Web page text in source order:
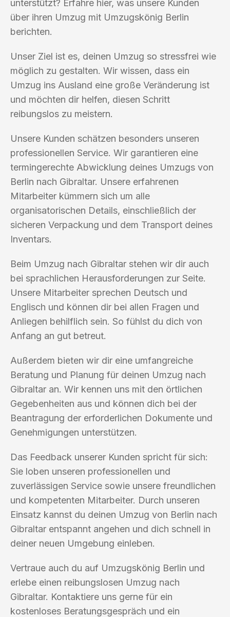
unterstützt? Erfahre hier, was unsere Kunden
über ihren Umzug mit Umzugskönig Berlin
berichten.
Unser Ziel ist es, deinen Umzug so stressfrei wie
möglich zu gestalten. Wir wissen, dass ein
Umzug ins Ausland eine große Veränderung ist
und möchten dir helfen, diesen Schritt
reibungslos zu meistern.
Unsere Kunden schätzen besonders unseren
professionellen Service. Wir garantieren eine
termingerechte Abwicklung deines Umzugs von
Berlin nach Gibraltar. Unsere erfahrenen
Mitarbeiter kümmern sich um alle
organisatorischen Details, einschließlich der
sicheren Verpackung und dem Transport deines
Inventars.
Beim Umzug nach Gibraltar stehen wir dir auch
bei sprachlichen Herausforderungen zur Seite.
Unsere Mitarbeiter sprechen Deutsch und
Englisch und können dir bei allen Fragen und
Anliegen behilflich sein. So fühlst du dich von
Anfang an gut betreut.
Außerdem bieten wir dir eine umfangreiche
Beratung und Planung für deinen Umzug nach
Gibraltar an. Wir kennen uns mit den örtlichen
Gegebenheiten aus und können dich bei der
Beantragung der erforderlichen Dokumente und
Genehmigungen unterstützen.
Das Feedback unserer Kunden spricht für sich:
Sie loben unseren professionellen und
zuverlässigen Service sowie unsere freundlichen
und kompetenten Mitarbeiter. Durch unseren
Einsatz kannst du deinen Umzug von Berlin nach
Gibraltar entspannt angehen und dich schnell in
deiner neuen Umgebung einleben.
Vertraue auch du auf Umzugskönig Berlin und
erlebe einen reibungslosen Umzug nach
Gibraltar. Kontaktiere uns gerne für ein
kostenloses Beratungsgespräch und ein